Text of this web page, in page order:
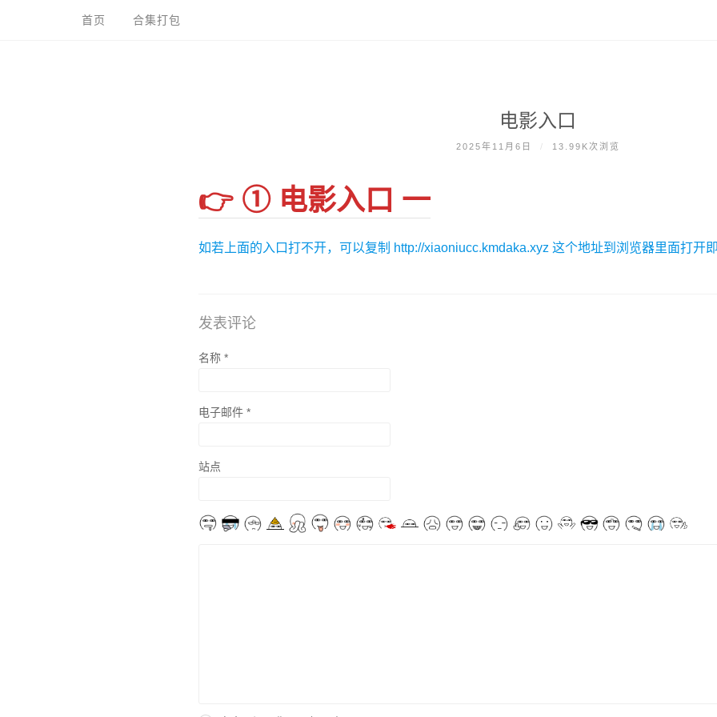
首页 合集打包
电影入口
2025年11月6日 / 13.99K次浏览
👉 ① 电影入口 一
如若上面的入口打不开，可以复制 http://xiaoniucc.kmdaka.xyz 这个地址到浏览器里面打开即
发表评论
名称*
电子邮件*
站点